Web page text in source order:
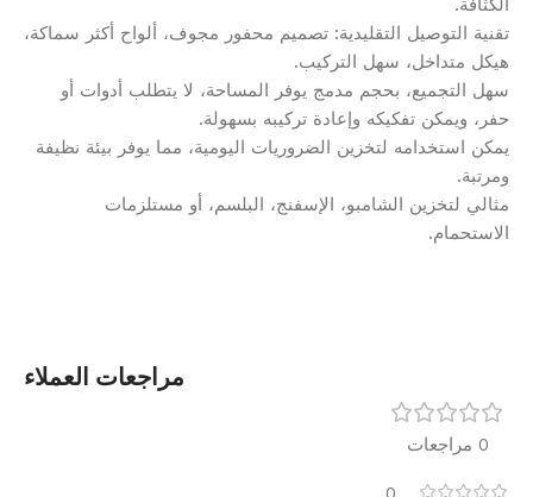
تقنية التوصيل التقليدية: تصميم محفور مجوف، ألواح أكثر سماكة،
هيكل متداخل، سهل التركيب.
سهل التجميع، بحجم مدمج يوفر المساحة، لا يتطلب أدوات أو
حفر، ويمكن تفكيكه وإعادة تركيبه بسهولة.
يمكن استخدامه لتخزين الضروريات اليومية، مما يوفر بيئة نظيفة
ومرتبة.
مثالي لتخزين الشامبو، الإسفنج، البلسم، أو مستلزمات
الاستحمام.
مراجعات العملاء
0 مراجعات